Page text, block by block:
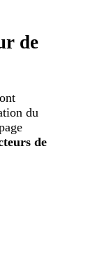
de
du
de